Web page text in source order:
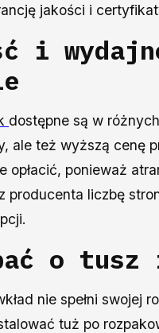
jakości i
i
dostępne są w
ale też wyższą cenę
opłacić, ponieważ
producenta liczbę
o tusz
nie spełni
tuż po